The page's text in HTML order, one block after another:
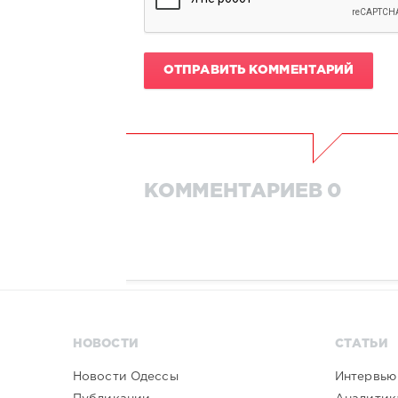
ОТПРАВИТЬ КОММЕНТАРИЙ
КОММЕНТАРИЕВ 0
НОВОСТИ
Новости Одессы
СТАТЬИ
Интервью